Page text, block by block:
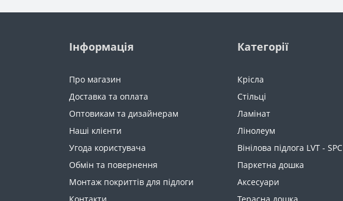
Інформація
Про магазин
Доставка та оплата
Оптовикам та дизайнерам
Наші клієнти
Угода користувача
Обмін та повернення
Монтаж покриттів для підлоги
Категорії
Крісла
Стільці
Ламінат
Лінолеум
Вінілова підлога LVT - SPC
Паркетна дошка
Аксесуари